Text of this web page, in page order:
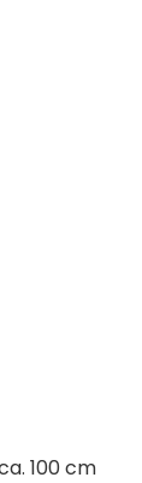
100 cm